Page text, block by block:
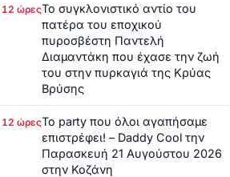
12 ώρεςΤο συγκλονιστικό αντίο του
πατέρα του εποχικού
πυροσβέστη Παντελή
Διαμαντάκη που έχασε την ζωή
του στην πυρκαγιά της Κρύας
Βρύσης
12 ώρεςΤο party που όλοι αγαπήσαμε
επιστρέφει! – Daddy Cool την
Παρασκευή 21 Αυγούστου 2026
στην Κοζάνη